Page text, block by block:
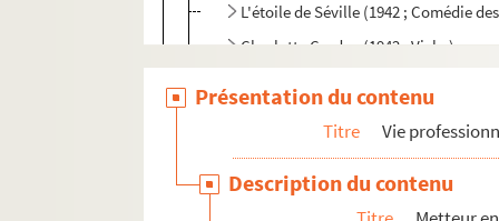
L'étoile de Séville (1942 ; Comédie
Charlotte Corday (1942 ; Vichy)
La maison de Bernarda Alba (1945 ;
Présentation du contenu
Titre Vie
Description du contenu